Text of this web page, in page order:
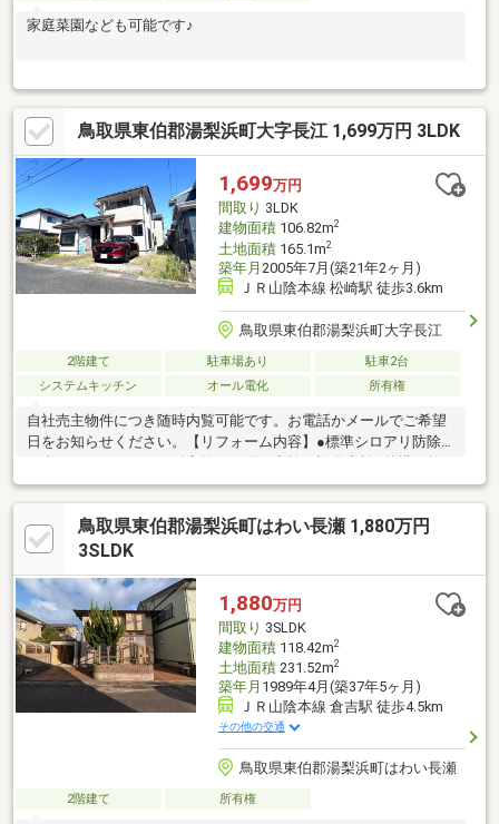
家庭菜園なども可能です♪
鳥取県東伯郡湯梨浜町大字長江 1,699万円 3LDK
1,699万円
間取り 3LDK
建物面積106.82m2
土地面積165.1m2
築年月 2005年7月(築21年2ヶ月)
ＪＲ山陰本線 松崎駅 徒歩3.6km
鳥取県東伯郡湯梨浜町大字長江
2階建て 駐車場あり
駐車2台
システムキッチン
オール電化 所有権
自社売主物件につき随時内覧可能です。お電話かメールでご希望
日をお知らせください。【リフォーム内容】●標準シロアリ防除
装屋根塗装、外壁塗装or張替、庭木伐採●水回りシステムキッチン
交換、ユニットバス交換、トイレ交換、洗面化粧台交換●その他
設備インターホン設置、火災警報器設置、照明器具交換【おすす
めポイント】・本物件は条件により住宅ローン減税が適用されま
障や漏水についてお引渡しより２年間保証・シロアリ防除工事施
工後5年間保証
鳥取県東伯郡湯梨浜町はわい長瀬 1,880万円
3SLDK
1,880万円
間取り 3SLDK
建物面積118.42m2
土地面積231.52m2
築年月 1989年4月(築37年5ヶ月)
ＪＲ山陰本線 倉吉駅 徒歩4.5km
その他の交通
鳥取県東伯郡湯梨浜町はわい長瀬
2階建て 所有権